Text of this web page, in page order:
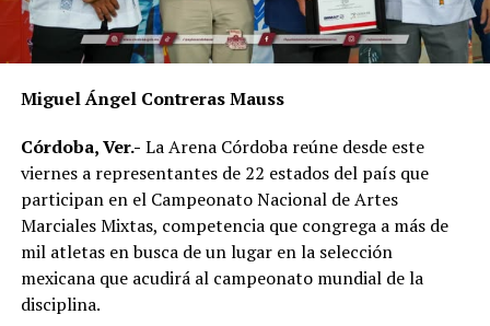
Miguel Ángel Contreras Mauss
Córdoba, Ver.- La Arena Córdoba reúne desde este
viernes a representantes de 22 estados del país que
participan en el Campeonato Nacional de Artes
Marciales Mixtas, competencia que congrega a más de
mil atletas en busca de un lugar en la selección
mexicana que acudirá al campeonato mundial de la
disciplina.